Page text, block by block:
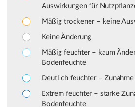
Auswirkungen für
Mäßig trockener – keine
Keine Änderung
Mäßig feuchter – kaum
Bodenfeuchte
Deutlich feuchter –
Extrem feuchter – starke
Bodenfeuchte